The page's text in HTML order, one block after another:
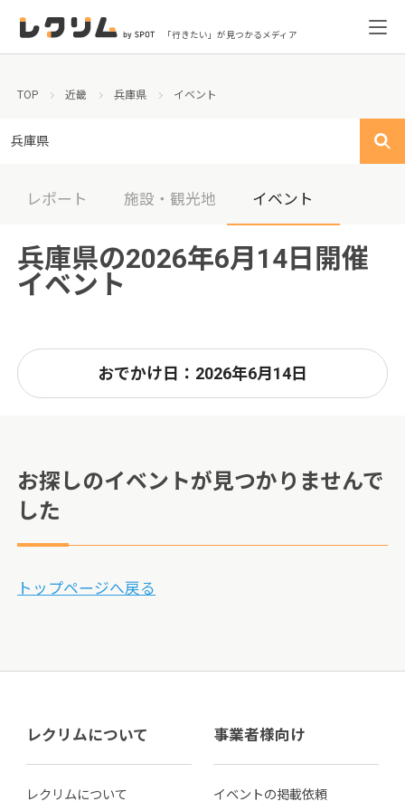
「行きたい」が見つかるメディア
TOP 近畿 兵庫県 イベント
兵庫県
レポート 施設・観光地 イベント
兵庫県の2026年6月14日開催
イベント
おでかけ日：2026年6月14日
お探しのイベントが見つかりませんで
した
トップページへ戻る
レクリムについて
レクリムについて
事業者様向け
イベントの掲載依頼